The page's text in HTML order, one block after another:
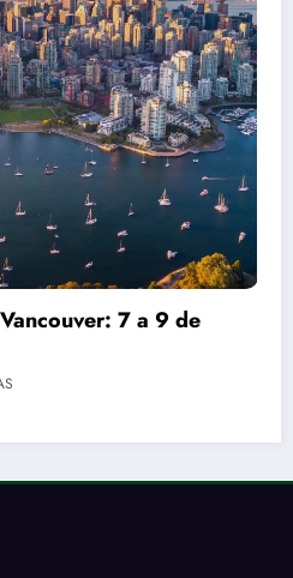
do Manejo do Javali:
e Particularidades
7, 2026 BS NOTÍCIAS